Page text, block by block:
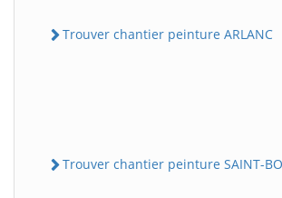
Trouver chantier peinture ARLANC
Trouver chantier peinture SAINT-